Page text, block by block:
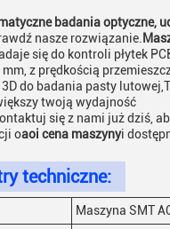
badania optyczne,
nasze rozwiązanie.
się do kontroli płytek
mm, z prędkością
do badania pasty
twoją wydajność
się z nami już dziś,
oaoi cena maszynyi
techniczne:
Maszyna SMT